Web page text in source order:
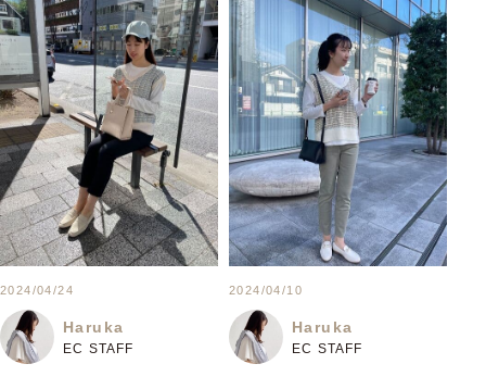
2024/04/24
Haruka
EC STAFF
2024/04/10
Haruka
EC STAFF